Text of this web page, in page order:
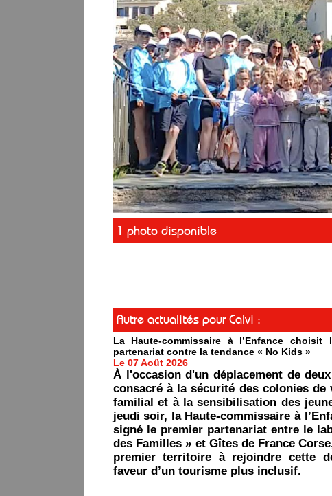
1 photo disponible
Autre actualités pour Calvi :
La Haute-commissaire à l’Enfance
partenariat contre la tendance « No Kids »
Le 07 Août 2026
À l'occasion d'un déplacement de
consacré à la sécurité des colonies de
familial et à la sensibilisation des
jeudi soir, la Haute-commissaire à
signé le premier partenariat entre le
des Familles » et Gîtes de France
premier territoire à rejoindre cette
faveur d’un tourisme plus inclusif.